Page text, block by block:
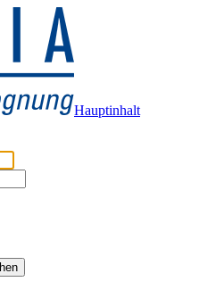
Hauptinhalt